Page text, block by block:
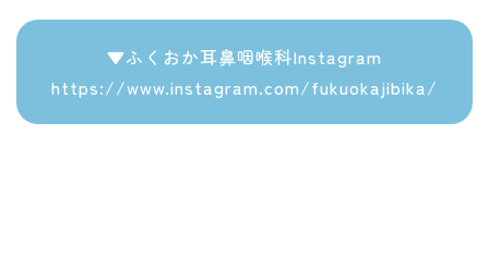
▼ふくおか耳鼻咽喉科Instagram
https://www.instagram.com/fukuokajibika/